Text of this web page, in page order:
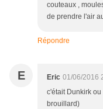
couteaux ,
de prendre l'air
Répondre
E Eric 01/06/2016
c'était Dunkirk
brouillard)